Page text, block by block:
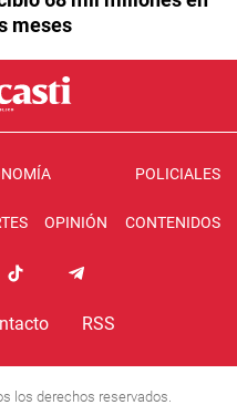
meses
POLICIALES
OPINIÓN CONTENIDOS
RSS
los derechos reservados.